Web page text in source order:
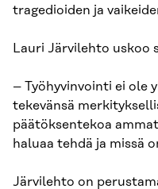
tragedioiden ja
Lauri Järvilehto uskoo
– Työhyvinvointi ei ole
tekevänsä
päätöksentekoa
haluaa tehdä ja missä
Järvilehto on